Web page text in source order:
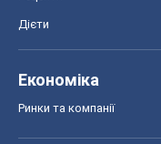
Дієти
Економіка
Ринки та компанії